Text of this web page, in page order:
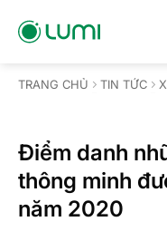
qua
TRANG CHỦ TIN TỨC
Điểm danh
thông minh
năm 2020